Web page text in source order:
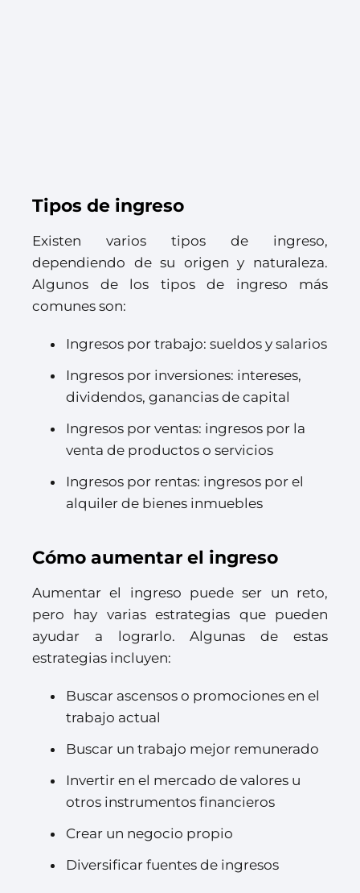
Tipos de ingreso
Existen varios tipos de ingreso,
dependiendo de su origen y naturaleza.
Algunos de los tipos de ingreso más
comunes son:
Ingresos por trabajo: sueldos y salarios
Ingresos por inversiones: intereses,
dividendos, ganancias de capital
Ingresos por ventas: ingresos por la
venta de productos o servicios
Ingresos por rentas: ingresos por el
alquiler de bienes inmuebles
Cómo aumentar el ingreso
Aumentar el ingreso puede ser un reto,
pero hay varias estrategias que pueden
ayudar a lograrlo. Algunas de estas
estrategias incluyen:
Buscar ascensos o promociones en el
trabajo actual
Buscar un trabajo mejor remunerado
Invertir en el mercado de valores u
otros instrumentos financieros
Crear un negocio propio
Diversificar fuentes de ingresos